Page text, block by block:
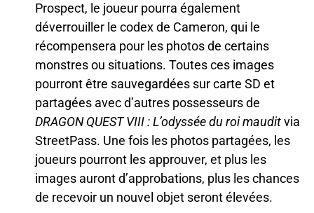
Prospect, le joueur pourra également
déverrouiller le codex de Cameron, qui le
récompensera pour les photos de certains
monstres ou situations. Toutes ces images
pourront être sauvegardées sur carte SD et
partagées avec d’autres possesseurs de
DRAGON QUEST VIII : L’odyssée du roi mauditvia
StreetPass. Une fois les photos partagées, les
joueurs pourront les approuver, et plus les
images auront d’approbations, plus les chances
de recevoir un nouvel objet seront élevées.